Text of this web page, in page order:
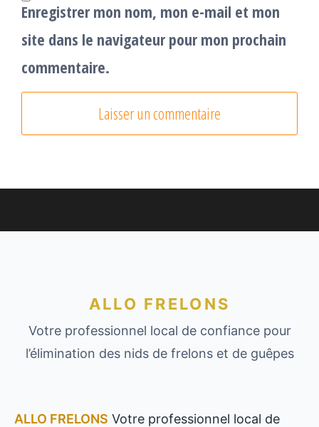
Enregistrer mon nom, mon e-mail et mon
site dans le navigateur pour mon prochain
commentaire.
ALLO FRELONS
Votre professionnel local de confiance pour
l’élimination des nids de frelons et de guêpes
ALLO FRELONS Votre professionnel local de